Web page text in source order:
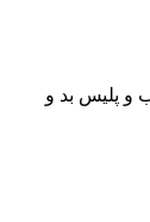
و پلیس بد و